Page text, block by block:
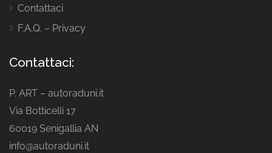
Contattaci
F.A.Q. – Privacy
Contattaci:
P. ART – autoraduni.it
Via Botticelli 17
60019 Senigallia AN
info@autoraduni.it